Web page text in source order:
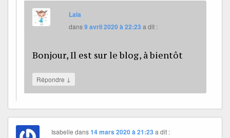
Lala
dans9 avril 2020 à 22:23 a dit :
Bonjour, Il est sur le blog, à bientôt
Répondre ↓
Isabelle dans14 mars 2020 à 21:23 a dit :